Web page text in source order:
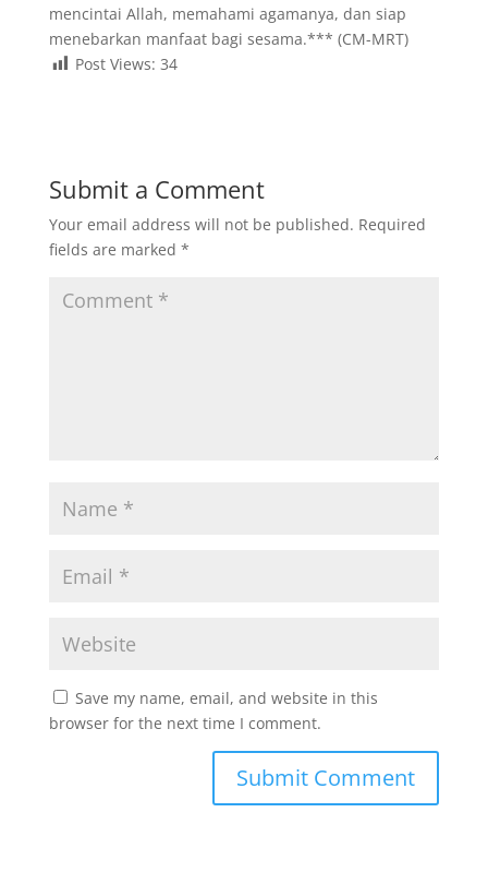
mencintai Allah, memahami agamanya, dan siap
menebarkan manfaat bagi sesama.*** (CM-MRT)
Post Views: 34
Submit a Comment
Your email address will not be published. Required
fields are marked *
Save my name, email, and website in this
browser for the next time I comment.